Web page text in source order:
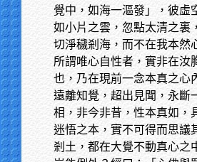
覺中，如海一漚發」，彼虛
如小片之雲，忽點太清之裏
切淨穢剎海，而不在我本然
所謂唯心自性者，實非在汝
也，乃在現前一念本真之心
遠離知覺，超出見聞，永斷
相，非今非昔，性本真如，
迷悟之本，實不可得而思議
剎土，都在大覺不動真心之